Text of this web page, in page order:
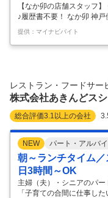
【なか卯の店舗スタッフ
♪履歴書不要！ なか卯 神
1日以上 、1日2時間以上
駅～西神中央駅）伊川谷
歴書不要 ◆お得な食事補
回・2時間から働けます
仕事情報 ■ 仕事内
…
提供：マイナビバイト
レストラン・フードサー
株式会社あきんどス
総合評価3.1 以上の会社
NEW パート・アルバイ
朝～ランチタイム
日3時間～OK
主婦（夫）・シニアのパ
「子育ての合間に仕事し